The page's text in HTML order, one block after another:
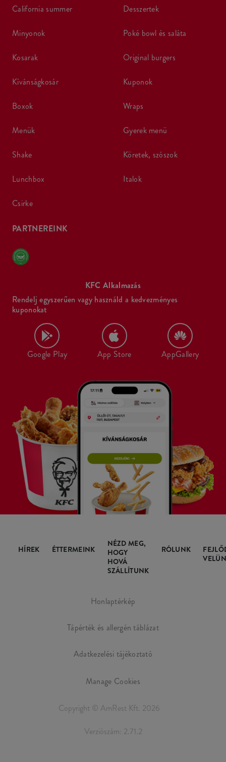
california summer
minyonok
kosarak
kívánságkosár
boxok
menük
shake
lunchbox
csirke
desszertek
poké bowl és saláta
original burgers
kuponok
wraps
gyerek menü
köretek, szószok
italok
PARTNEREINK
KFC Alkalmazás
Rendelj egyszerűen vagy használd a kedvezményes
kuponokat
Google Play App Store AppGallery
HÍREK ÉTTERMEINK
NÉZD MEG,
HOGY
HOVÁ
SZÁLLÍTUNK
RÓLUNK
Honlaptérkép
Tápérték és allergén táblázat
Adatkezelési tájékoztató
Manage Cookies
Copyright © AmRest Kft. 2026
Verziószám: 2.71.2